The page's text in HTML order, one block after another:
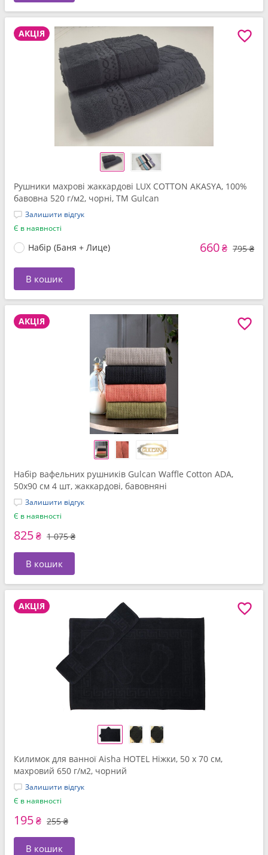
АКЦІЯ
Рушники махрові жаккардові LUX COTTON AKASYA, 100%
бавовна 520 г/м2, чорні, ТМ Gulcan
Залишити відгук
Є в наявності
Набір (Баня + Лице) 660₴ 795 ₴
В кошик
АКЦІЯ
Набір вафельних рушників Gulcan Waffle Cotton ADA,
50x90 см 4 шт, жаккардові, бавовняні
Залишити відгук
Є в наявності
825₴ 1 075 ₴
В кошик
АКЦІЯ
Килимок для ванної Aisha HOTEL Ніжки, 50 x 70 см,
махровий 650 г/м2, чорний
Залишити відгук
Є в наявності
195₴ 255 ₴
В кошик